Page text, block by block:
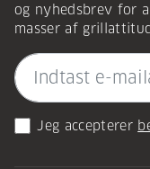
og nyhedsbrev for
masser af
Jeg accepterer